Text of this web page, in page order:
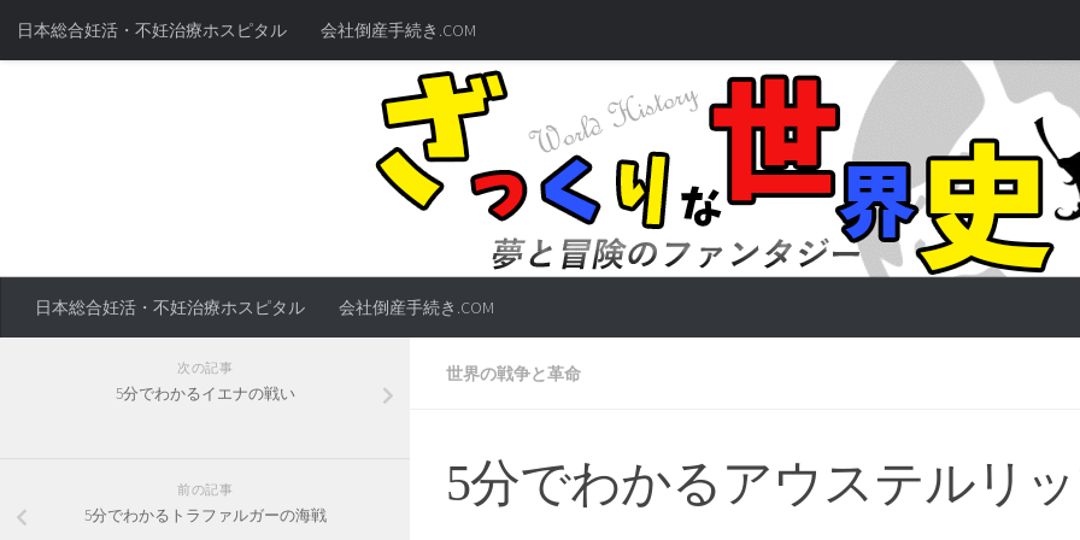
日本総合妊活・不妊治療ホスピタル 会社倒産手続き.COM
日本総合妊活・不妊治療ホスピタル 会社倒産手続き.COM
世界の戦争と革命
5分でわかるアウステルリ
次の記事
5分でわかるイエナの戦い
前の記事
5分でわかるトラファルガーの海戦